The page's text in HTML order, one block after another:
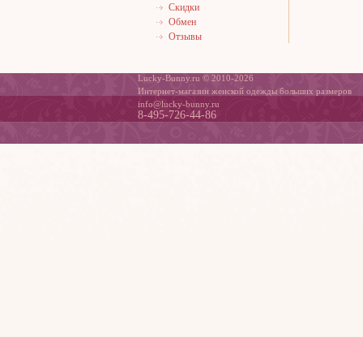
Скидки
Обмен
Отзывы
Lucky-Bunny.ru © 2010-2026
Интернет-магазин женской одежды больших размеров
info@lucky-bunny.ru
8-495-726-44-86